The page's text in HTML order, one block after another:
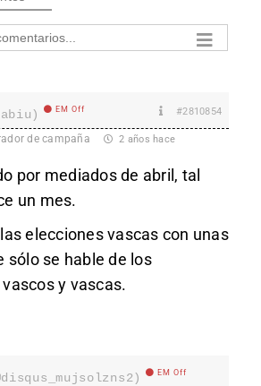
EM Off #2810854
de campaña 2 años hace
por mediados de abril, tal
un mes.
elecciones vascas con unas
sólo se hable de los
y vascas.
EM Off